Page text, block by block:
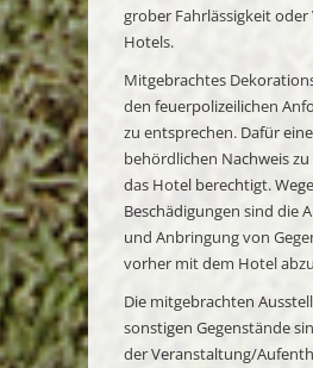
grober Fahrlässigkeit oder
Hotels.
Mitgebrachtes
den feuerpolizeilichen
zu entsprechen. Dafür
behördlichen Nachweis
das Hotel berechtigt.
Beschädigungen sind die
und Anbringung von
vorher mit dem Hotel
Die mitgebrachten
sonstigen Gegenstände
der Veranstaltung/